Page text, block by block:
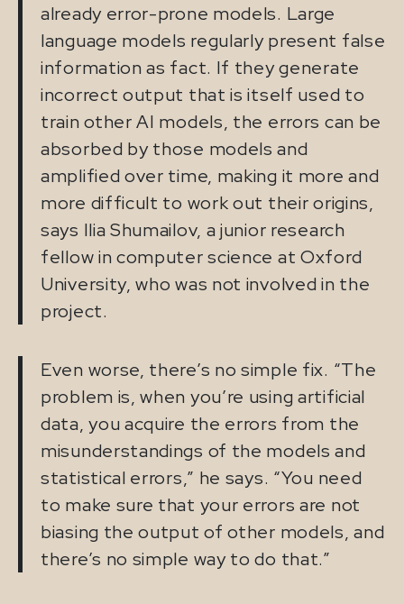
already error-prone models. Large
language models regularly present false
information as fact. If they generate
incorrect output that is itself used to
train other AI models, the errors can be
absorbed by those models and
amplified over time, making it more and
more difficult to work out their origins,
says Ilia Shumailov, a junior research
fellow in computer science at Oxford
University, who was not involved in the
project.
Even worse, there’s no simple fix. “The
problem is, when you’re using artificial
data, you acquire the errors from the
misunderstandings of the models and
statistical errors,” he says. “You need
to make sure that your errors are not
biasing the output of other models, and
there’s no simple way to do that.”